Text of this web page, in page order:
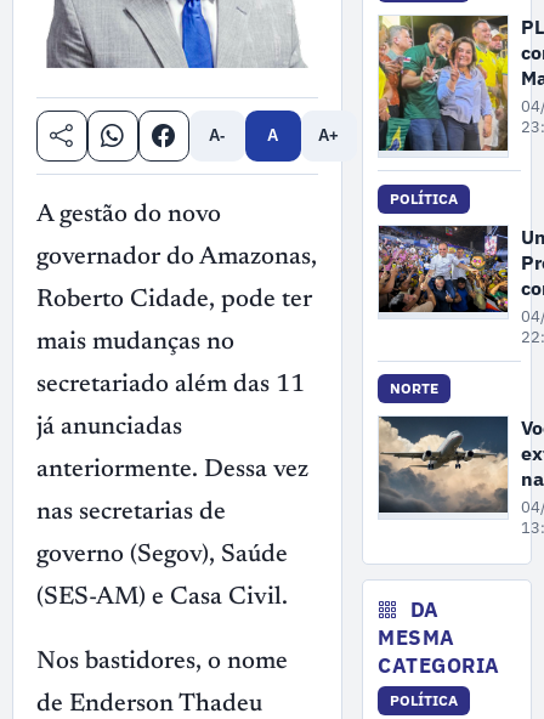
A- A A+
A gestão do novo
governador do Amazonas,
Roberto Cidade, pode ter
mais mudanças no
secretariado além das 11
já anunciadas
anteriormente. Dessa vez
nas secretarias de
governo (Segov), Saúde
(SES-AM) e Casa Civil.
Nos bastidores, o nome
de Enderson Thadeu
PL
ao
POLÍTICA
NORTE
de
DA
MESMA
CATEGORIA
POLÍTICA